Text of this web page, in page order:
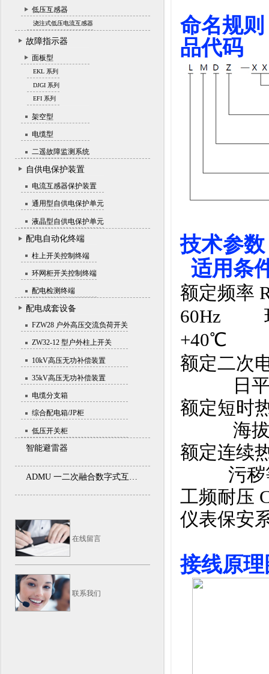
低压互感器
浇注式低压电流互感器
故障指示器
面板型
EKL 系列
DJGI 系列
EFI 系列
架空型
电缆型
二遥故障监测系统
自供电保护装置
电流互感器保护装置
通用型自供电保护单元
液晶型自供电保护单元
配电自动化终端
柱上开关控制终端
环网柜开关控制终端
配电检测终端
配电成套设备
FZW28 户外高压交流负荷开关
ZW32-12 型户外柱上开关
10kV高压无功补偿装置
35kV高压无功补偿装置
电缆分支箱
综合配电箱/JP柜
低压开关柜
智能避雷器
ADMU 一二次融合数字式互感器数字化单元
在线留言
联系我们
品代码
适用条
额定
60Hz 环
+40℃
额定二
日平均
额定短时
海拔
额定连续
污秽
工频耐压
仪表保
接线原理